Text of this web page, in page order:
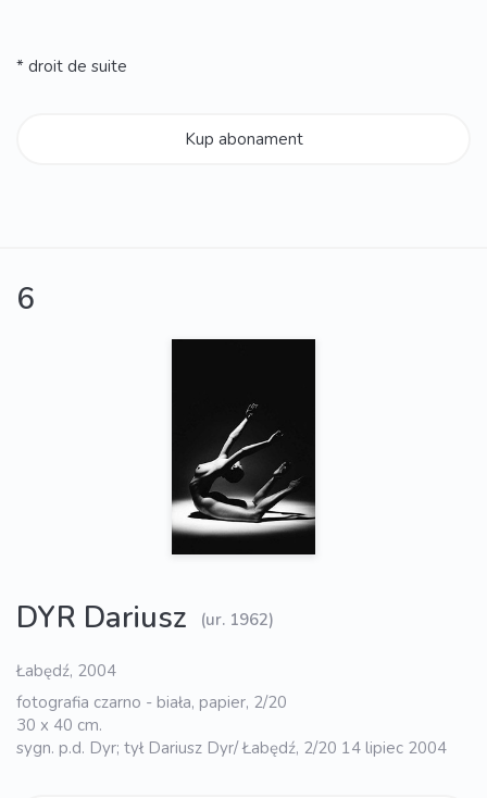
* droit de suite
Kup abonament
6
DYR Dariusz (ur. 1962)
Łabędź, 2004
fotografia czarno - biała, papier, 2/20
30 x 40 cm.
sygn. p.d. Dyr; tył Dariusz Dyr/ Łabędź, 2/20 14 lipiec 2004